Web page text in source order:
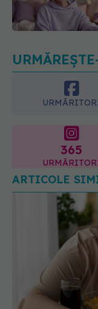
365
ARTICOLE